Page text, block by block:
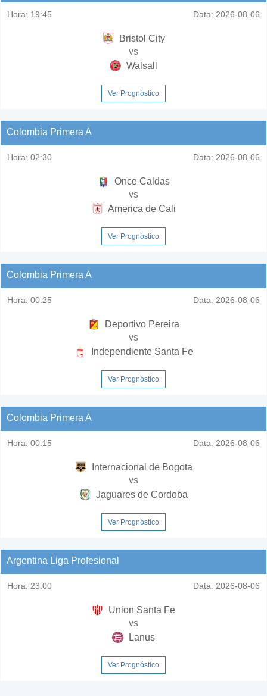
Hora: 19:45 Data: 2026-08-06
Bristol City
vs
Walsall
Ver Prognóstico
Colombia Primera A
Hora: 02:30 Data: 2026-08-06
Once Caldas
vs
America de Cali
Ver Prognóstico
Colombia Primera A
Hora: 00:25 Data: 2026-08-06
Deportivo Pereira
vs
Independiente Santa Fe
Ver Prognóstico
Colombia Primera A
Hora: 00:15 Data: 2026-08-06
Internacional de Bogota
vs
Jaguares de Cordoba
Ver Prognóstico
Argentina Liga Profesional
Hora: 23:00 Data: 2026-08-06
Union Santa Fe
vs
Lanus
Ver Prognóstico